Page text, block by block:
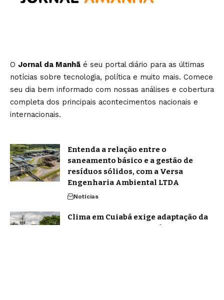
O Jornal da Manhã é seu portal diário para as últimas
notícias sobre tecnologia, política e muito mais. Comece
seu dia bem informado com nossas análises e cobertura
completa dos principais acontecimentos nacionais e
internacionais.
Entenda a relação entre o
saneamento básico e a gestão de
resíduos sólidos, com a Versa
Engenharia Ambiental LTDA
Notícias
Clima em Cuiabá exige adaptação da
rotina e reforça importância do